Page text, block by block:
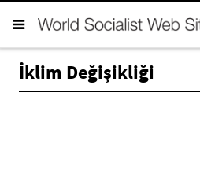
İklim Değişikliği